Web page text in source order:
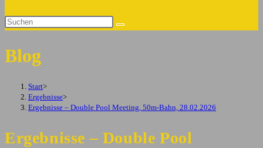
umschalten
Diese
durchsuchen
Blog
Start>
Ergebnisse>
Ergebnisse – Double Pool Meeting, 50m-Bahn, 28.02.2026
Ergebnisse – Double Pool